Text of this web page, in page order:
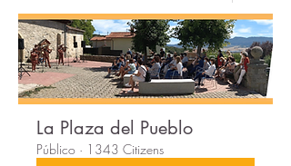
La Plaza del Pueblo
Público · 1343 Citizens